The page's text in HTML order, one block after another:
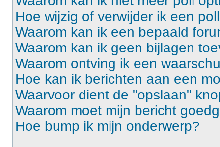
Hoe wijzig of verwijder ik een
Waarom kan ik een bepaald
Waarom kan ik geen bijlagen
Waarom ontving ik een
Hoe kan ik berichten aan een
Waarvoor dient de "opslaan"
Waarom moet mijn bericht
Hoe bump ik mijn onderwerp?